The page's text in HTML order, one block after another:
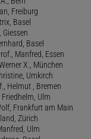
Freiburg
Basel
Giessen
Basel
Manfred, Essen
X., München
Umkirch
Helmut , Bremen
Friedhelm, Ulm
Frankfurt am Main
Zürich
Ulm